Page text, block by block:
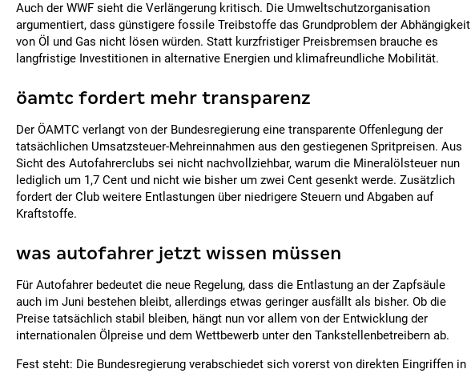
Auch der WWF sieht die Verlängerung kritisch. Die Umweltschutzorganisation
argumentiert, dass günstigere fossile Treibstoffe das Grundproblem der Abhängigkeit
von Öl und Gas nicht lösen würden. Statt kurzfristiger Preisbremsen brauche es
langfristige Investitionen in alternative Energien und klimafreundliche Mobilität.
öamtc fordert mehr transparenz
Der ÖAMTC verlangt von der Bundesregierung eine transparente Offenlegung der
tatsächlichen Umsatzsteuer-Mehreinnahmen aus den gestiegenen Spritpreisen. Aus
Sicht des Autofahrerclubs sei nicht nachvollziehbar, warum die Mineralölsteuer nun
lediglich um 1,7 Cent und nicht wie bisher um zwei Cent gesenkt werde. Zusätzlich
fordert der Club weitere Entlastungen über niedrigere Steuern und Abgaben auf
Kraftstoffe.
was autofahrer jetzt wissen müssen
Für Autofahrer bedeutet die neue Regelung, dass die Entlastung an der Zapfsäule
auch im Juni bestehen bleibt, allerdings etwas geringer ausfällt als bisher. Ob die
Preise tatsächlich stabil bleiben, hängt nun vor allem von der Entwicklung der
internationalen Ölpreise und dem Wettbewerb unter den Tankstellenbetreibern ab.
Fest steht: Die Bundesregierung verabschiedet sich vorerst von direkten Eingriffen in